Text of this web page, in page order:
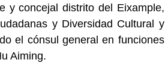
y concejal distrito del Eixample,
y Diversidad Cultural y
el cónsul general en funciones
Aiming.